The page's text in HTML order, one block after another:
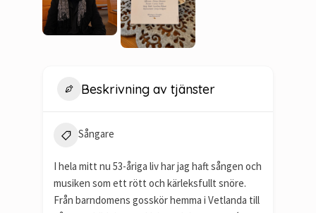
Beskrivning av tjänster
Sångare
I hela mitt nu 53-åriga liv har jag haft sången och
musiken som ett rött och kärleksfullt snöre.
Från barndomens gosskör hemma i Vetlanda till